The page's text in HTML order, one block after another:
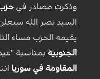
وذكرت مصادر في حزب
السيد نصر الله
يقيمه الحزب مساء
الجنوبية بمناسبة
المقاومة في سوريا